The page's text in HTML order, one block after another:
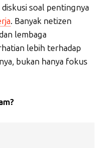
soal pentingnya
. Banyak netizen
lembaga
lebih terhadap
bukan hanya fokus